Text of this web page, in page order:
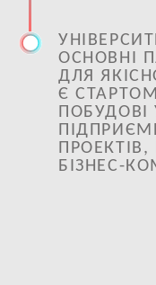
ОСНОВНІ
ДЛЯ
Є
ПОБУДОВІ
БІЗНЕС-